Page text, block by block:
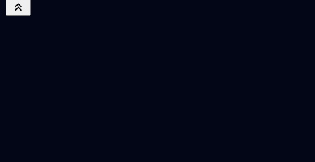
keyboard_double_arrow_up